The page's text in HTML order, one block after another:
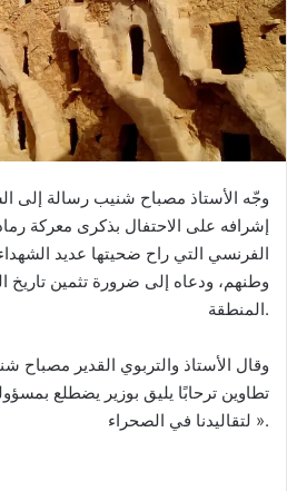
وجّه الأستاذ مصباح شنيب رسالة إلى
إشرافه على الاحتفال بذكرى معركة
الفرنسي التي راح ضحيتها عديد
وطنهم، ودعاه إلى ضرورة تثمين تاريخ
المنطقة.
وقال الأستاذ والتربوي القدير
تطاوين ترحابًا يليق بوزير يضطلع
لتقاليدنا في الصحراء ».